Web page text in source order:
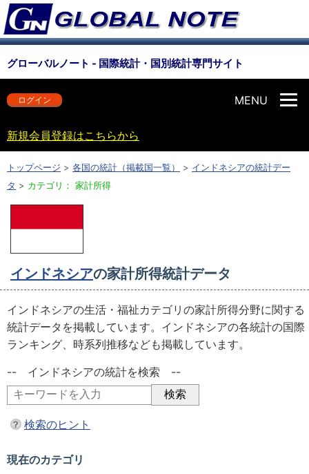
グローバルノート - 国際統計・国別統計専門サイト
MENU
ログイン
新規会員登録はこちらから
トップページ > 各国の統計（掲載国一覧） > インドネシアの統計デー
タ > カテゴリ： 家計所得
インドネシアの家計所得統計データ
インドネシアの生活・福祉カテゴリの家計所得分野に関する
統計データを掲載しています。インドネシアの各統計の国際
ランキング、時系列推移なども掲載しています。
-- インドネシアの統計を検索 --
検索のヒント
現在のカテゴリ